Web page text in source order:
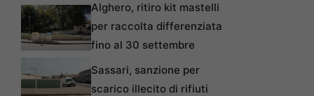
Alghero, ritiro kit mastelli
per raccolta differenziata
fino al 30 settembre
Sassari, sanzione per
scarico illecito di rifiuti